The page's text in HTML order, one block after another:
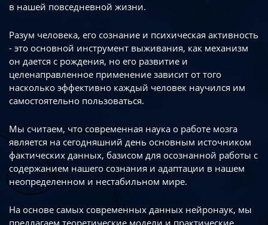
в нашей повседневной жизни.
Разум человека, его сознание и психическая активность
- это основной инструмент выживания, как механизм
он дается с рождения, но его развитие и
целенаправленное применение зависит от того
насколько эффективно каждый человек научился им
самостоятельно пользоваться.
Мы считаем, что современная наука о работе мозга
является на сегодняшний день основным источником
фактических данных, базисом для осознанной работы с
содержанием нашего сознания и адаптации в нашем
неопределенном и нестабильном мире.
На основе самых современных данных нейронаук, мы
предлагаем теоретические модели и практические